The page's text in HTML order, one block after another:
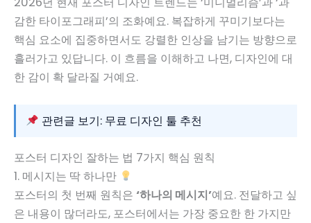
감한 타이포그래피’의 조화예요. 복잡하게 꾸미기보다는
핵심 요소에 집중하면서도 강렬한 인상을 남기는 방향으로
흘러가고 있답니다. 이 흐름을 이해하고 나면, 디자인에 대
한 감이 확 달라질 거예요.
관련글 보기: 무료 디자인 툴 추천
포스터 디자인 잘하는 법 7가지 핵심 원칙
1. 메시지는 딱 하나만
포스터의 첫 번째 원칙은 ‘하나의 메시지’예요. 전달하고 싶
은 내용이 많더라도, 포스터에서는 가장 중요한 한 가지만